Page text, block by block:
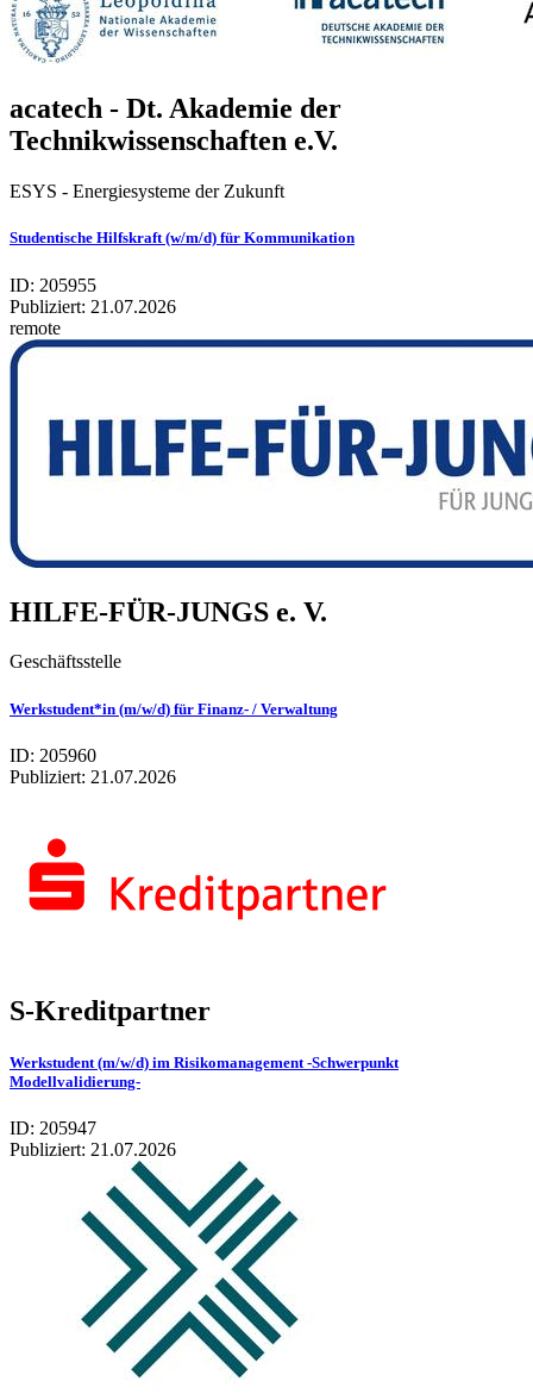
acatech - Dt. Akademie der
Technikwissenschaften e.V.
ESYS - Energiesysteme der Zukunft
Studentische Hilfskraft (w/m/d) für Kommunikation
ID: 205955
Publiziert: 21.07.2026
remote
HILFE-FÜR-JUNGS e. V.
Geschäftsstelle
Werkstudent*in (m/w/d) für Finanz- / Verwaltung
ID: 205960
Publiziert: 21.07.2026
S-Kreditpartner
Werkstudent (m/w/d) im Risikomanagement -Schwerpunkt
Modellvalidierung-
ID: 205947
Publiziert: 21.07.2026